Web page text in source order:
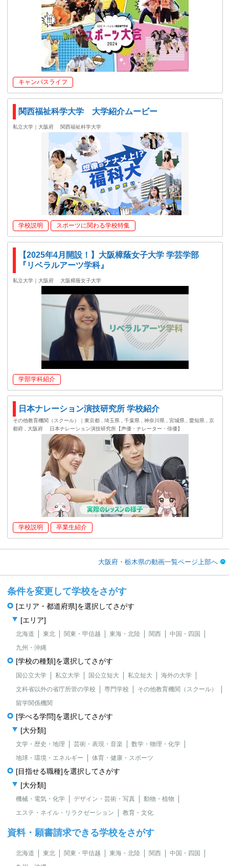
キャンパスライフ
関西福祉科学大学 大学紹介ムービー
私立大学｜大阪府 関西福祉科学大学
学校説明 スポーツに関わる学校特集
【2025年4月開設！】大阪樟蔭女子大学 学芸学部
『リベラルアーツ学科』
私立大学｜大阪府 大阪樟蔭女子大学
学部学科紹介
日本ナレーション演技研究所 学校紹介
その他教育機関（スクール）｜東京都 , 埼玉県 , 千葉県 , 神奈川県 , 宮城県 , 愛知県 , 京
都府 , 大阪府
日本ナレーション演技研究所【声優・ナレーター・俳優】
学校説明 卒業生紹介
大阪府・栃木県の動画一覧ページ上部へ
条件を変更して学校をさがす
[エリア・都道府県]を選択してさがす
[エリア]
北海道 東北 関東・甲信越 東海・北陸 関西
中国・四国
九州・沖縄
[学校の種類]を選択してさがす
国公立大学 私立大学 国公立短大 私立短大
海外の大学
文科省以外の省庁所管の学校
専門学校
その他教育機関（スクール）
留学関係機関
[学べる学問]を選択してさがす
[大分類]
文学・歴史・地理 芸術・表現・音楽
数学・物理・化学
地球・環境・エネルギー
体育・健康・スポーツ
[目指せる職種]を選択してさがす
[大分類]
機械・電気・化学 デザイン・芸術・写真
動物・植物
エステ・ネイル・リラクゼーション
教育・文化
資料・願書請求できる学校をさがす
北海道 東北 関東・甲信越 東海・北陸 関西
中国・四国